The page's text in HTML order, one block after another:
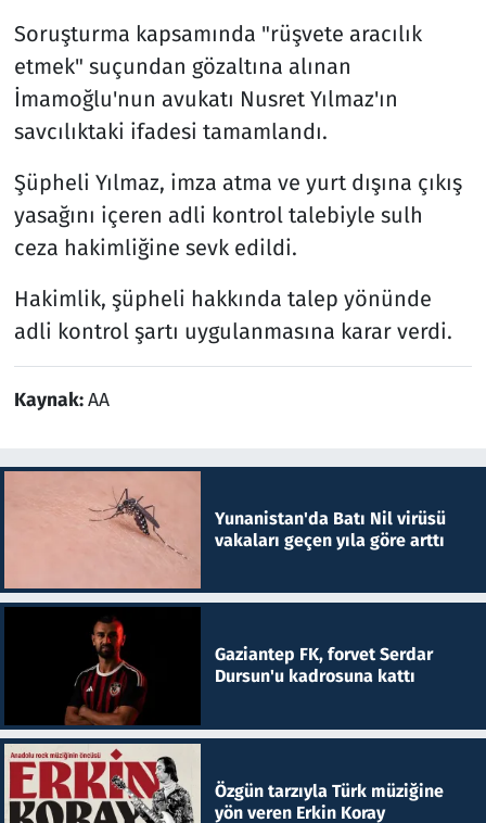
Soruşturma kapsamında "rüşvete aracılık
etmek" suçundan gözaltına alınan
İmamoğlu'nun avukatı Nusret Yılmaz'ın
savcılıktaki ifadesi tamamlandı.
Şüpheli Yılmaz, imza atma ve yurt dışına çıkış
yasağını içeren adli kontrol talebiyle sulh
ceza hakimliğine sevk edildi.
Hakimlik, şüpheli hakkında talep yönünde
adli kontrol şartı uygulanmasına karar verdi.
Kaynak:AA
Yunanistan'da Batı Nil virüsü
vakaları geçen yıla göre arttı
Gaziantep FK, forvet Serdar
Dursun'u kadrosuna kattı
Özgün tarzıyla Türk müziğine
yön veren Erkin Koray